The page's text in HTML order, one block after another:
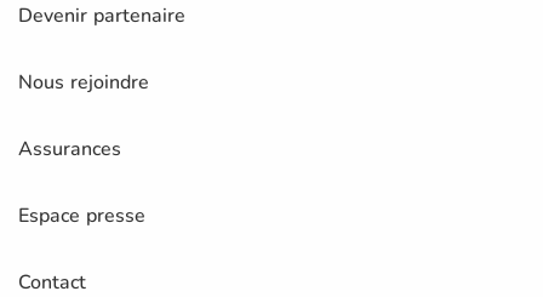
Devenir partenaire
Nous rejoindre
Assurances
Espace presse
Contact